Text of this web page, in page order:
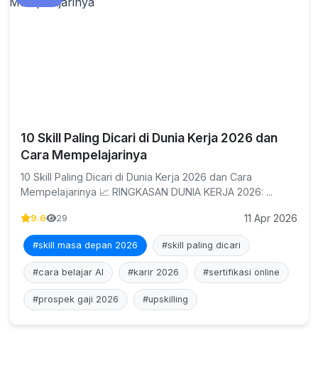
10 Skill Paling Dicari di Dunia Kerja 2026 dan
Cara Mempelajarinya
10 Skill Paling Dicari di Dunia Kerja 2026 dan Cara
Mempelajarinya 📈 RINGKASAN DUNIA KERJA 2026: ...
9.6 29 11 Apr 2026
#skill masa depan 2026 #skill paling dicari
#cara belajar AI #karir 2026 #sertifikasi online
#prospek gaji 2026 #upskilling